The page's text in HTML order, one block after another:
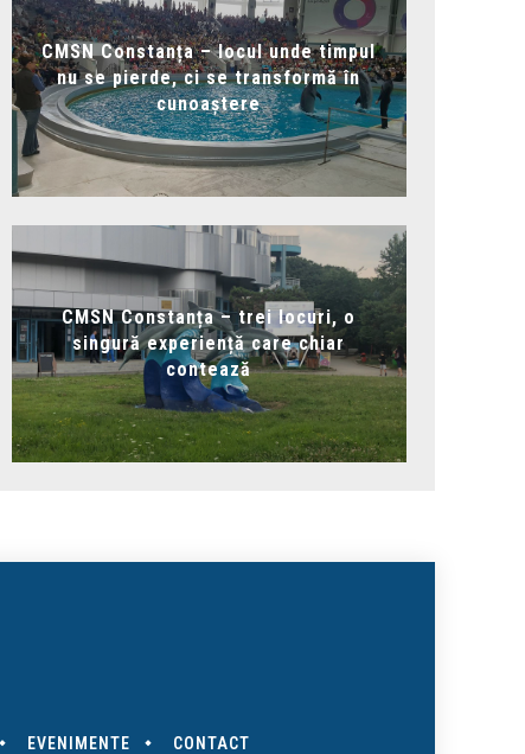
CMSN Constanța – locul unde timpul
nu se pierde, ci se transformă în
cunoaștere
CMSN Constanța – trei locuri, o
singură experiență care chiar
contează
EVENIMENTE CONTACT